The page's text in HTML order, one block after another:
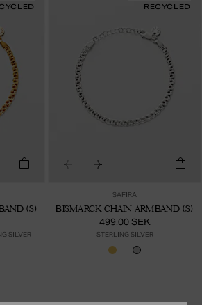
(S)
SILVER
RECYCLED
SAFIRA
BISMARCK CHAIN ARMBAND (S)
499.00 SEK
STERLING SILVER